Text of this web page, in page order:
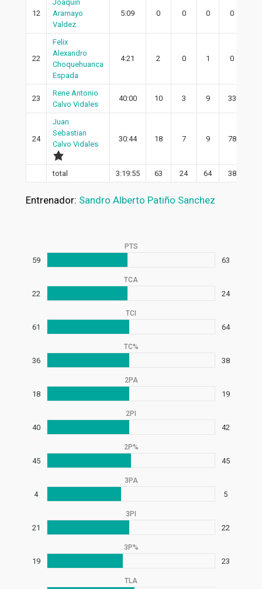
12
Joaquin
Aramayo
Valdez
5:09 0 0 0 0
22
Felix
Alexandro
Choquehuanca
Espada
4:21 2 0 1 0
23
Rene Antonio
Calvo Vidales
40:00 10 3 9 33
24
Juan
Sebastian
Calvo Vidales
30:44 18 7 9 78
total 3:19:55 63 24 64 38
Entrenador: Sandro Alberto Patiño Sanchez
PTS
59 63
TCA
22 24
TCI
61 64
TC%
36 38
2PA
18 19
2PI
40 42
2P%
45 45
3PA
4 5
3PI
21 22
3P%
19 23
TLA